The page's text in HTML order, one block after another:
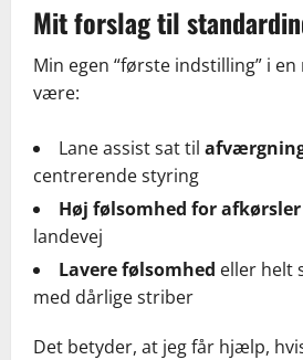
Mit forslag til
Min egen “første indstilling” i
være:
Lane assist sat til
centrerende styring
Høj følsomhed for afkørsler
landevej
Lavere følsomhed eller helt
med dårlige striber
Det betyder, at jeg får hjælp,